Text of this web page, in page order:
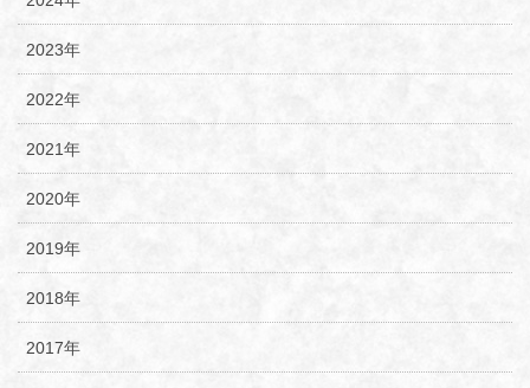
2023年
2022年
2021年
2020年
2019年
2018年
2017年